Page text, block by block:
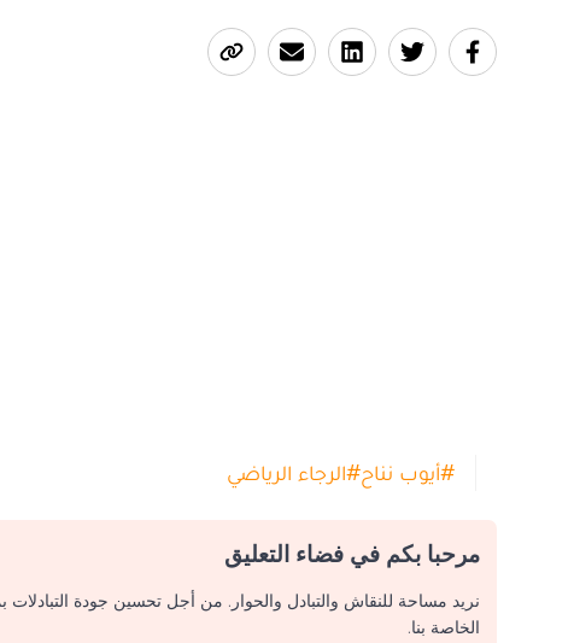
#أيوب نناح#الرجاء الرياضي
مرحبا بكم في فضاء التعليق
نريد مساحة للنقاش والتبادل والحوار. من أجل تحسين جودة
الخاصة بنا.